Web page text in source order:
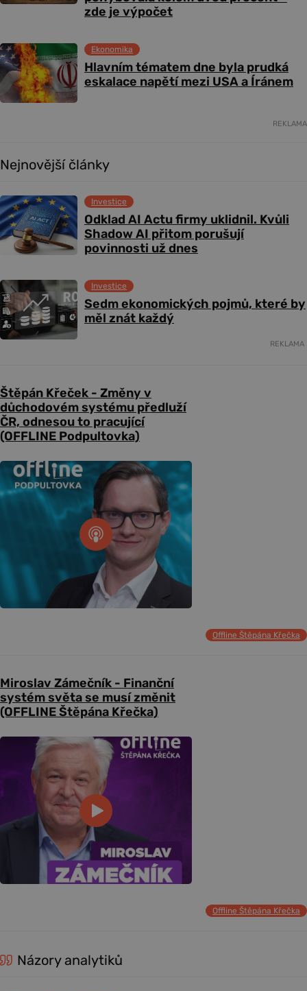
zde je výpočet
Hlavním tématem dne byla prudká
eskalace napětí mezi USA a Íránem
Ekonomika
REKLAMA
Nejnovější články
Odklad AI Actu firmy uklidnil. Kvůli
Shadow AI přitom porušují
povinnosti už dnes
Investice
Sedm ekonomických pojmů, které by
měl znát každý
Investice
REKLAMA
Štěpán Křeček - Změny v
důchodovém systému předluží
ČR, odnesou to pracující
(OFFLINE Podpultovka)
Offline Štěpána Křečka
Miroslav Zámečník - Finanční
systém světa se musí změnit
(OFFLINE Štěpána Křečka)
Offline Štěpána Křečka
Názory analytiků